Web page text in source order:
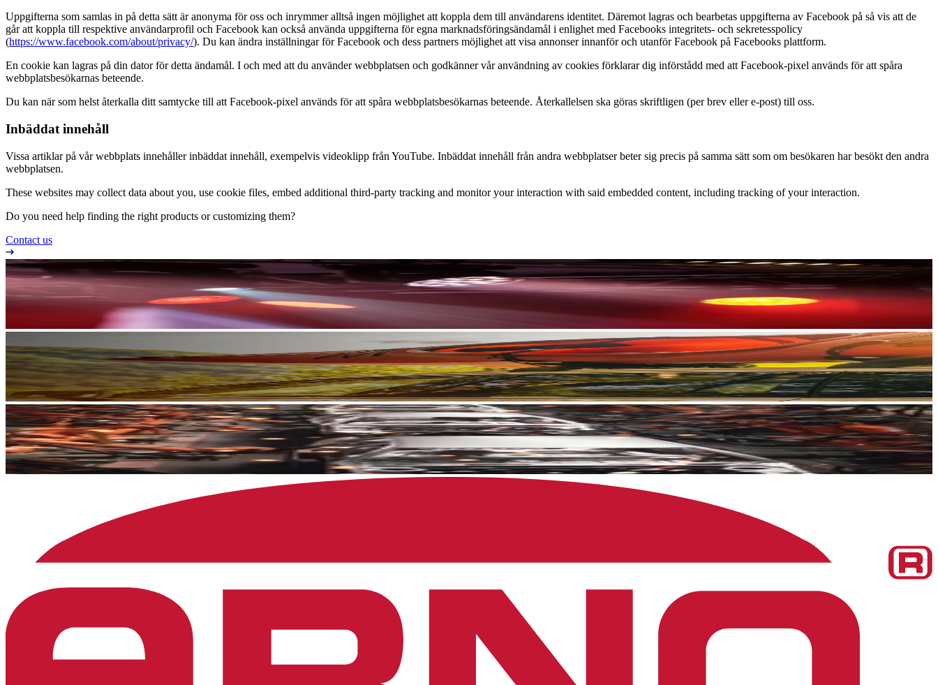
Uppgifterna som samlas in på detta sätt är anonyma för oss och inrymmer alltså ingen möjlighet att koppla dem till användarens identitet. Däremot lagras och bearbetas uppgifterna av Facebook på så vis att de
går att koppla till respektive användarprofil och Facebook kan också använda uppgifterna för egna marknadsföringsändamål i enlighet med Facebooks integritets- och sekretesspolicy
(https://www.facebook.com/about/privacy/). Du kan ändra inställningar för Facebook och dess partners möjlighet att visa annonser innanför och utanför Facebook på Facebooks plattform.
En cookie kan lagras på din dator för detta ändamål. I och med att du använder webbplatsen och godkänner vår användning av cookies förklarar dig införstådd med att Facebook-pixel används för att spåra
webbplatsbesökarnas beteende.
Du kan när som helst återkalla ditt samtycke till att Facebook-pixel används för att spåra webbplatsbesökarnas beteende. Återkallelsen ska göras skriftligen (per brev eller e-post) till oss.
Inbäddat innehåll
Vissa artiklar på vår webbplats innehåller inbäddat innehåll, exempelvis videoklipp från YouTube. Inbäddat innehåll från andra webbplatser beter sig precis på samma sätt som om besökaren har besökt den andra
webbplatsen.
These websites may collect data about you, use cookie files, embed additional third-party tracking and monitor your interaction with said embedded content, including tracking of your interaction.
Do you need help finding the right products or customizing them?
Contact us